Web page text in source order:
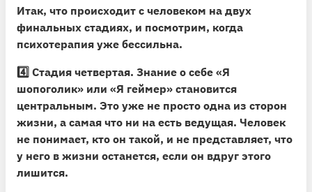
Итак, что происходит с человеком на двух
финальных стадиях, и посмотрим, когда
психотерапия уже бессильна.
4️⃣ Стадия четвертая. Знание о себе «Я
шопоголик» или «Я геймер» становится
центральным. Это уже не просто одна из сторон
жизни, а самая что ни на есть ведущая. Человек
не понимает, кто он такой, и не представляет, что
у него в жизни останется, если он вдруг этого
лишится.